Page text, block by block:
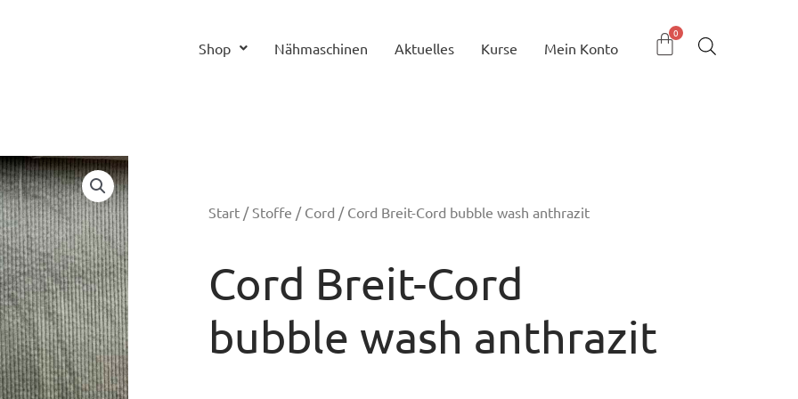
Shop Nähmaschinen Aktuelles Kurse Mein Konto
Start / Stoffe / Cord / Cord Breit-Cord bubble wash anthrazit
Cord Breit-Cord
bubble wash anthrazit